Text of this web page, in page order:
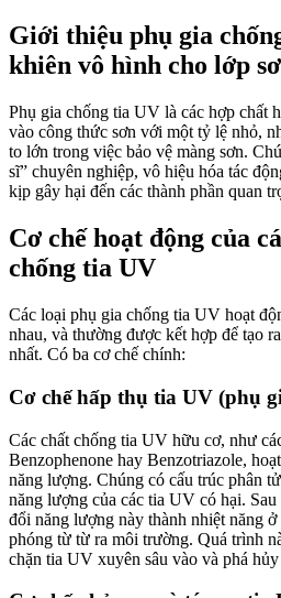
Giới thiệu phụ gia
khiên vô hình cho lớp
Phụ gia chống tia UV là các hợp chất
vào công thức sơn với một tỷ lệ nhỏ,
to lớn trong việc bảo vệ màng sơn.
sĩ” chuyên nghiệp, vô hiệu hóa tác
kịp gây hại đến các thành phần quan
Cơ chế hoạt động của
chống tia UV
Các loại phụ gia chống tia UV hoạt
nhau, và thường được kết hợp để tạo
nhất. Có ba cơ chế chính:
Cơ chế hấp thụ tia UV (phụ
Các chất chống tia UV hữu cơ, như
Benzophenone hay Benzotriazole,
năng lượng. Chúng có cấu trúc phân
năng lượng của các tia UV có hại.
đổi năng lượng này thành nhiệt năng
phóng từ từ ra môi trường. Quá trình
chặn tia UV xuyên sâu vào và phá